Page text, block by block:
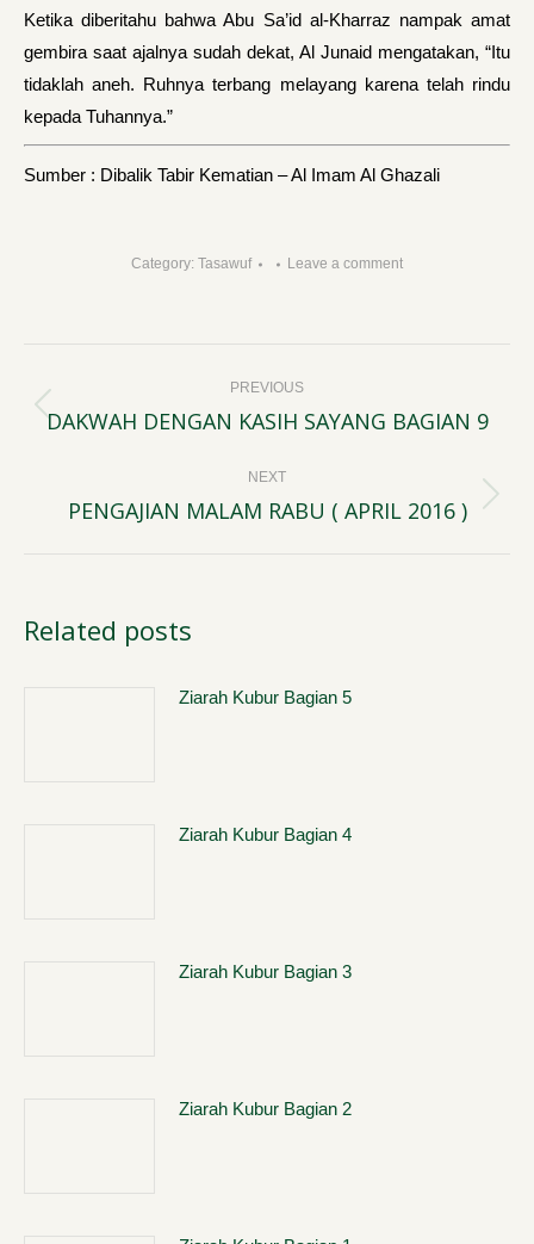
Ketika diberitahu bahwa Abu Sa’id al-Kharraz nampak amat
gembira saat ajalnya sudah dekat, Al Junaid mengatakan, “Itu
tidaklah aneh. Ruhnya terbang melayang karena telah rindu
kepada Tuhannya.”
Sumber : Dibalik Tabir Kematian – Al Imam Al Ghazali
Category: Tasawuf Leave a comment
navigation PREVIOUS
Previous
DAKWAH DENGAN KASIH SAYANG BAGIAN 9
NEXT
Next
PENGAJIAN MALAM RABU ( APRIL 2016 )
Related posts
Ziarah Kubur Bagian 5
Ziarah Kubur Bagian 4
Ziarah Kubur Bagian 3
Ziarah Kubur Bagian 2